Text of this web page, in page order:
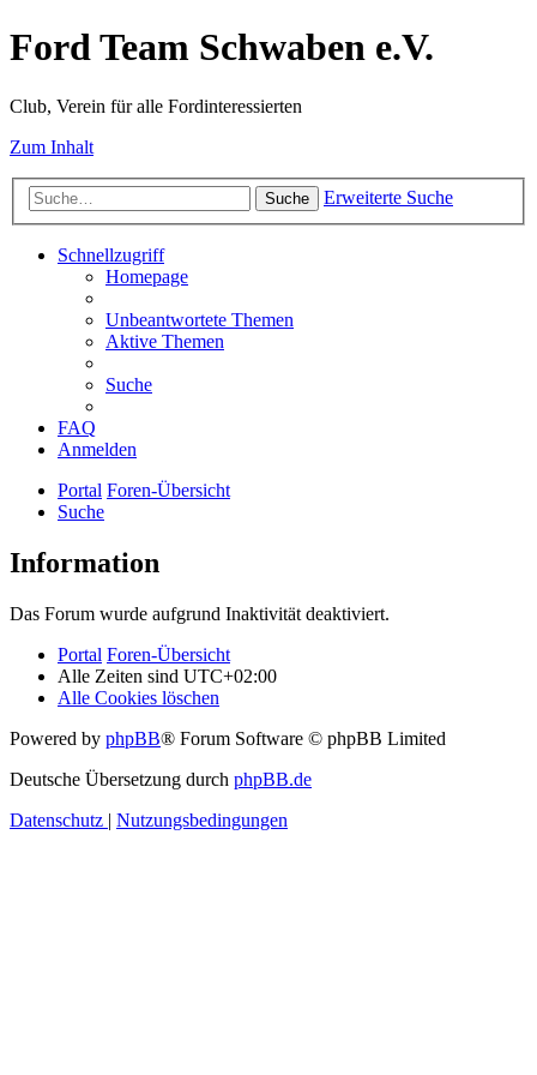
Ford Team Schwaben e.V.
Club, Verein für alle Fordinteressierten
Zum Inhalt
Suche Erweiterte Suche
Schnellzugriff
Homepage
Unbeantwortete Themen
Aktive Themen
Suche
FAQ
Anmelden
Portal Foren-Übersicht
Suche
Information
Das Forum wurde aufgrund Inaktivität deaktiviert.
Portal Foren-Übersicht
Alle Zeiten sind UTC+02:00
Alle Cookies löschen
Powered by phpBB® Forum Software © phpBB Limited
Deutsche Übersetzung durch phpBB.de
Datenschutz | Nutzungsbedingungen